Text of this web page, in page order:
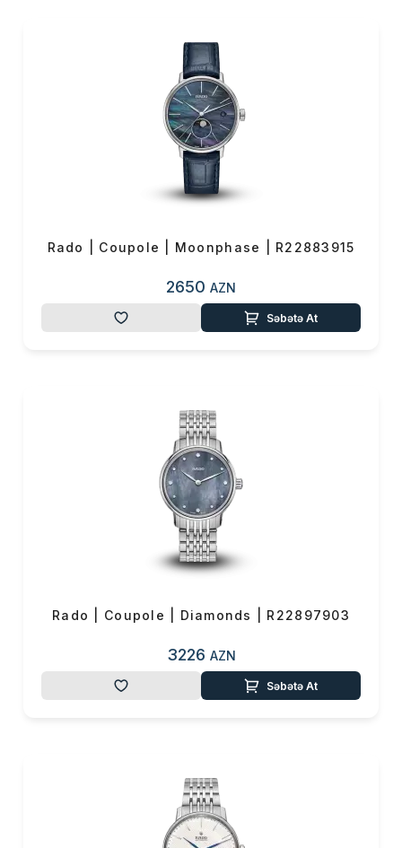
Rado | Coupole | Moonphase | R22883915
2650 AZN
Səbətə At
Rado | Coupole | Diamonds | R22897903
3226 AZN
Səbətə At